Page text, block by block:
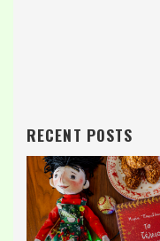
RECENT POSTS